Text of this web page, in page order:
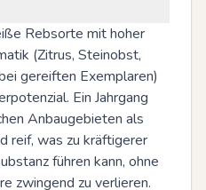
Rebsorte mit hoher
(Zitrus, Steinobst,
gereiften Exemplaren)
Ein Jahrgang
Anbaugebieten als
reif, was zu kräftigerer
führen kann, ohne
zwingend zu verlieren.